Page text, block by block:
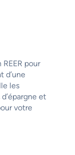
pour
d’une
les
et
votre